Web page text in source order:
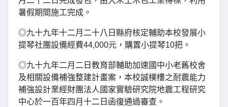
暑假期間施工完成。
◎九十九年十二月二十八日縣府核定輔助本校發展小
提琴社團設備經費44,000元，購置小提琴10把。
◎九十九年二月二日教育部輔助加速國中小老舊校舍
及相關設備補強整建計畫案，本校誠樸樓之耐震能力
補強設計業經財團法人國家實驗研究院地震工程研究
中心於一百年四月十二日函復通過審查。